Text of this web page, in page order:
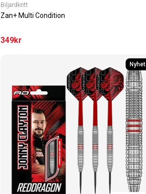
Biljardkritt
Zan+ Multi Condition
349kr
Nyhet